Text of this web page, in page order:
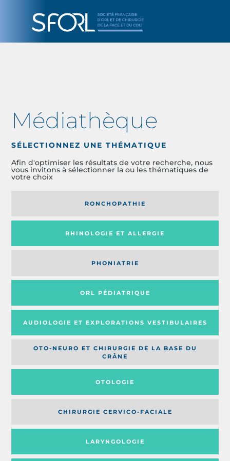
Médiathèque
SÉLECTIONNEZ UNE THÉMATIQUE
Afin d'optimiser les résultats de votre recherche, nous
vous invitons à sélectionner la ou les thématiques de
votre choix
RONCHOPATHIE
RHINOLOGIE ET ALLERGIE
PHONIATRIE
ORL PÉDIATRIQUE
AUDIOLOGIE ET EXPLORATIONS VESTIBULAIRES
OTO-NEURO ET CHIRURGIE DE LA BASE DU
CRÂNE
OTOLOGIE
CHIRURGIE CERVICO-FACIALE
LARYNGOLOGIE